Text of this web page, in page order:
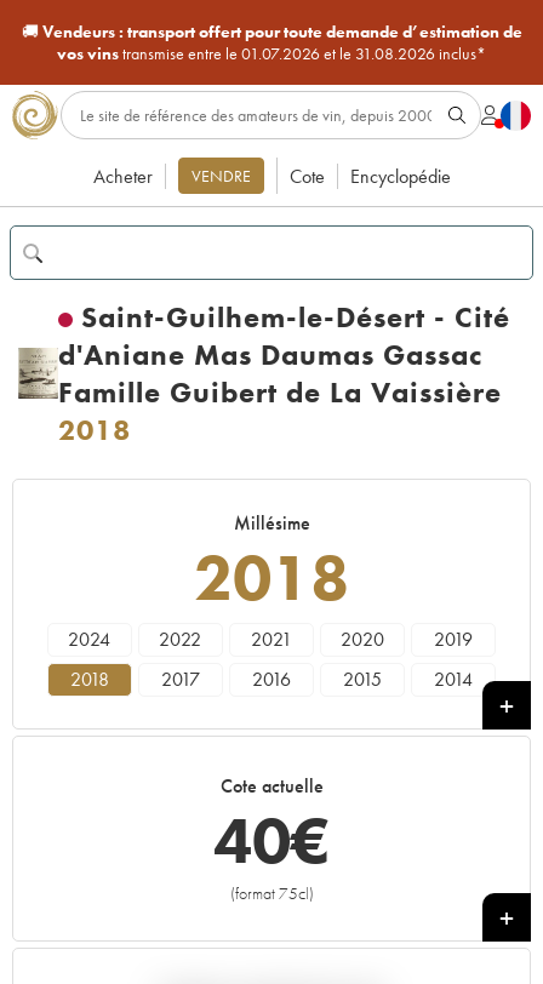
🚚Vendeurs : transport offert pour toute demande d’estimation de
vos vinstransmise entre le 01.07.2026 et le 31.08.2026 inclus*
Acheter VENDRE Cote Encyclopédie
Saint-Guilhem-le-Désert - Cité
d'Aniane Mas Daumas Gassac
Famille Guibert de La Vaissière
2018
Millésime
2018
2024 2022 2021 2020
2019
2018
2017 2016 2015
2014
2001
1996
Cote actuelle
40€
(format 75cl)
+